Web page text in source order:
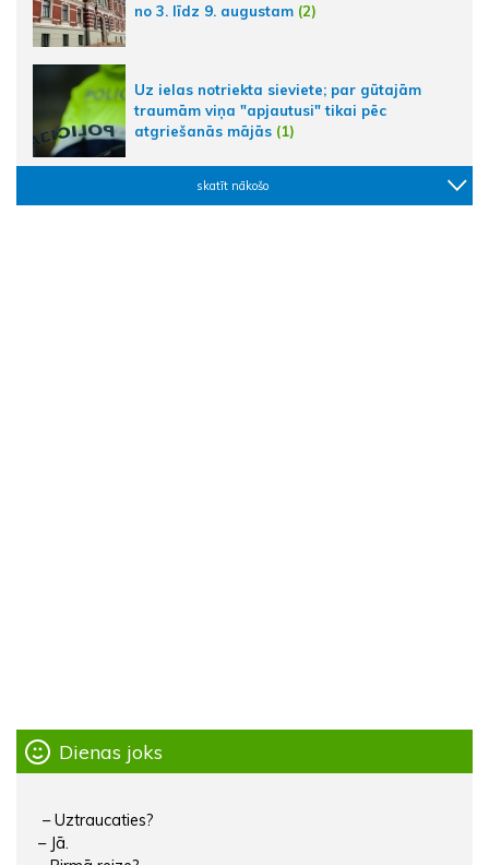
no 3. līdz 9. augustam (2)
Uz ielas notriekta sieviete; par gūtajām
traumām viņa "apjautusi" tikai pēc
atgriešanās mājās (1)
skatīt nākošo
Dienas joks
– Uztraucaties?
– Jā.